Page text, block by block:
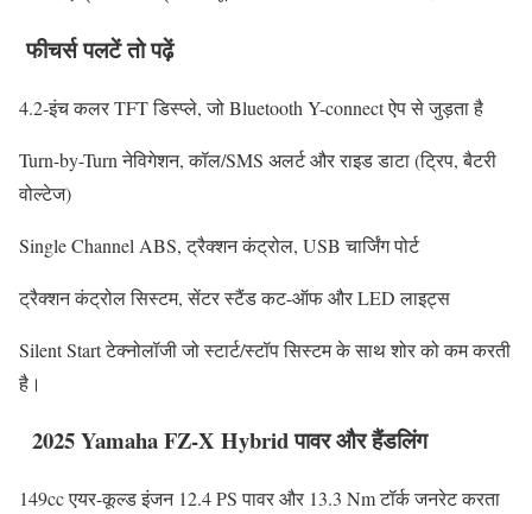
फीचर्स पलटें तो पढ़ें
4.2‑इंच कलर TFT डिस्प्ले, जो Bluetooth Y-connect ऐप से जुड़ता है
Turn-by-Turn नेविगेशन, कॉल/SMS अलर्ट और राइड डाटा (ट्रिप, बैटरी
वोल्टेज)
Single Channel ABS, ट्रैक्शन कंट्रोल, USB चार्जिंग पोर्ट
ट्रैक्शन कंट्रोल सिस्टम, सेंटर स्टैंड कट-ऑफ और LED लाइट्स
Silent Start टेक्नोलॉजी जो स्टार्ट/स्टॉप सिस्टम के साथ शोर को कम करती
है।
2025 Yamaha FZ‑X Hybrid पावर और हैंडलिंग
149cc एयर-कूल्ड इंजन 12.4 PS पावर और 13.3 Nm टॉर्क जनरेट करता